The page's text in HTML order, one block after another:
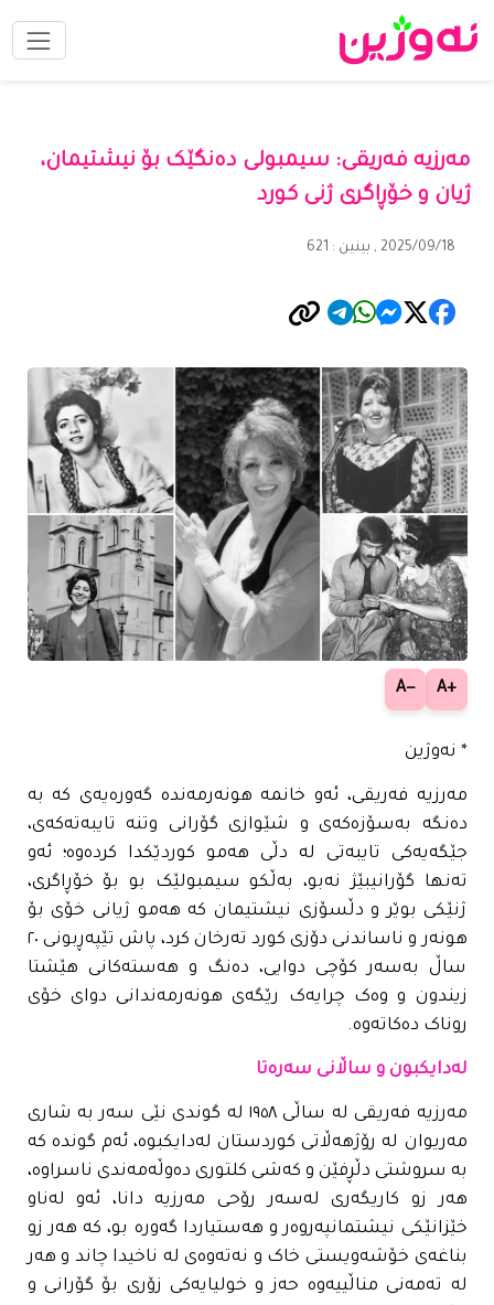
مەرزیە فەریقی: سیمبولی دەنگێک بۆ نیشتیمان،
ژیان و خۆڕاگری ژنی کورد
2025/09/18 , بینین : 621
+A
−A
* نەوژین
مەرزیە فەریقی، ئەو خانمە هونەرمەندە گەورەیەی کە بە
دەنگە بەسۆزەکەی و شێوازی گۆرانی وتنە تایبەتەکەی،
جێگەیەکی تایبەتی لە دڵی هەمو کوردێکدا کردەوە؛ ئەو
تەنها گۆرانیبێژ نەبو، بەڵکو سیمبولێک بو بۆ خۆڕاگری،
ژنێکی بوێر و دڵسۆزی نیشتیمان کە هەمو ژیانی خۆی بۆ
هونەر و ناساندنی دۆزی کورد تەرخان کرد، پاش تێپەڕبونی ٢٠
ساڵ بەسەر کۆچی دوایی، دەنگ و هەستەکانی هێشتا
زیندون و وەک چرایەک رێگەی هونەرمەندانی دوای خۆی
روناک دەکاتەوە.
لەدایکبون و ساڵانی سەرەتا
مەرزیە فەریقی لە ساڵی ١٩٥٨ لە گوندی نێی سەر بە شاری
مەریوان لە رۆژهەڵاتی کوردستان لەدایکبوە، ئەم گوندە کە
بە سروشتی دڵڕفێن و کەشی کلتوری دەوڵەمەندی ناسراوە،
هەر زو کاریگەری لەسەر رۆحی مەرزیە دانا، ئەو لەناو
خێزانێکی نیشتمانپەروەر و هەستیاردا گەورە بو، کە هەر زو
بناغەی خۆشەویستی خاک و نەتەوەی لە ناخیدا چاند و هەر
لە تەمەنی مناڵییەوە حەز و خولیایەکی زۆری بۆ گۆرانی و